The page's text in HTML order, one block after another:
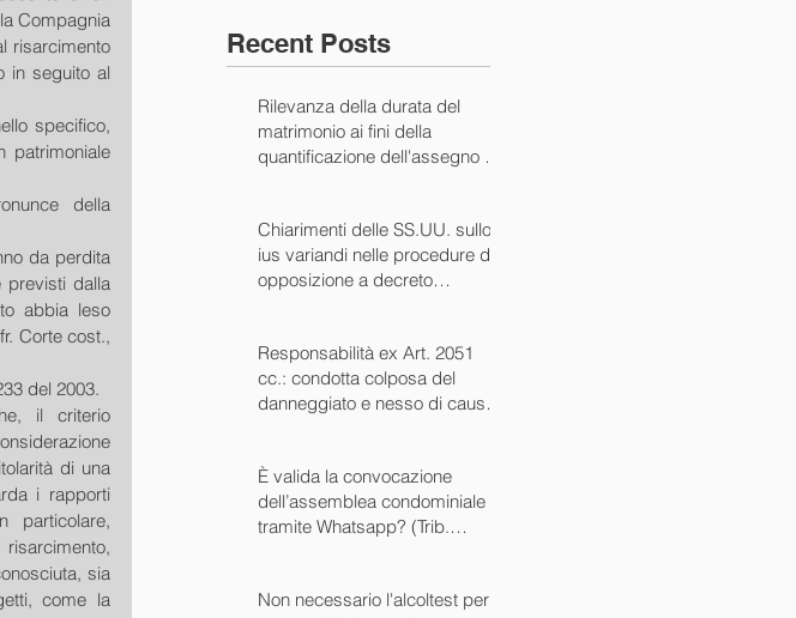
Compagnia
risarcimento
in seguito al
specifico,
patrimoniale
della
da perdita
previsti dalla
abbia leso
Corte cost.,
del 2003.
il criterio
di una
i rapporti
particolare,
sia
come la
Recent Posts
Rilevanza della durata del
matrimonio ai fini della
quantificazione dell'assegno di
Chiarimenti delle SS.UU. sullo
ius variandi nelle procedure di
opposizione a decreto
Responsabilità ex Art. 2051
cc.: condotta colposa del
danneggiato e nesso di causa
È valida la convocazione
dell’assemblea condominiale
tramite Whatsapp? (Trib.
Non necessario l'alcoltest per